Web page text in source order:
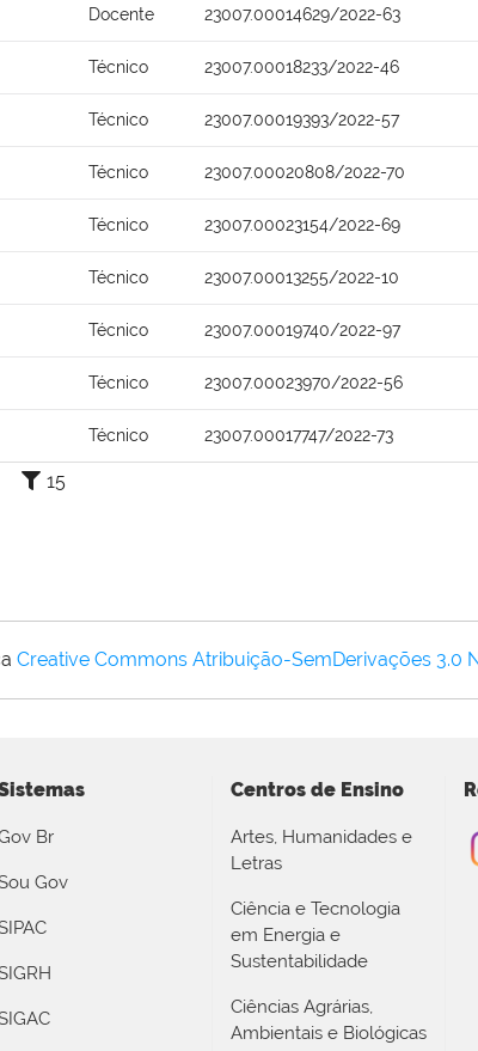
Docente 23007.00014629/2022-63
Técnico 23007.00018233/2022-46
Técnico 23007.00019393/2022-57
Técnico 23007.00020808/2022-70
Técnico 23007.00023154/2022-69
Técnico 23007.00013255/2022-10
Técnico 23007.00019740/2022-97
Técnico 23007.00023970/2022-56
Técnico 23007.00017747/2022-73
15
Creative Commons Atribuição-SemDerivações 3.0
Br
Gov
Centros de Ensino
Artes, Humanidades e
Letras
Ciência e Tecnologia
em Energia e
Sustentabilidade
Ciências Agrárias,
Ambientais e Biológicas